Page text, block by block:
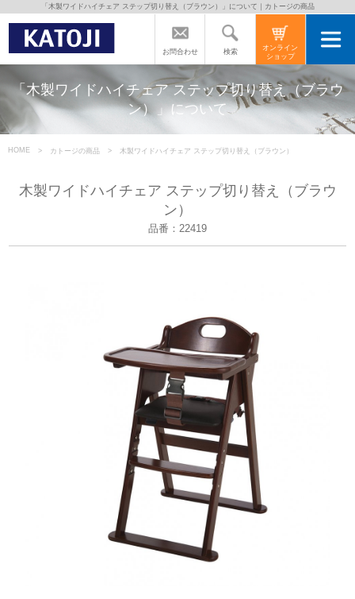
トップページ
カトージの商品
商品をご愛用の方へ
よくあるご質問
会社案内
お問い合わせ
お知らせ
チャイルドシートユーザー登録
ママコラボ
お問合わせ 検索
オンライン
ショップ
「木製ワイドハイチェア ステップ切り替え（ブラウン）」について｜カトージの商品
「木製ワイドハイチェア ステップ切り替え（ブラウ
ン）」について
HOME カトージの商品 木製ワイドハイチェア ステップ切り替え（ブラウン）
木製ワイドハイチェア ステップ切り替え（ブラウ
ン）
品番：22419